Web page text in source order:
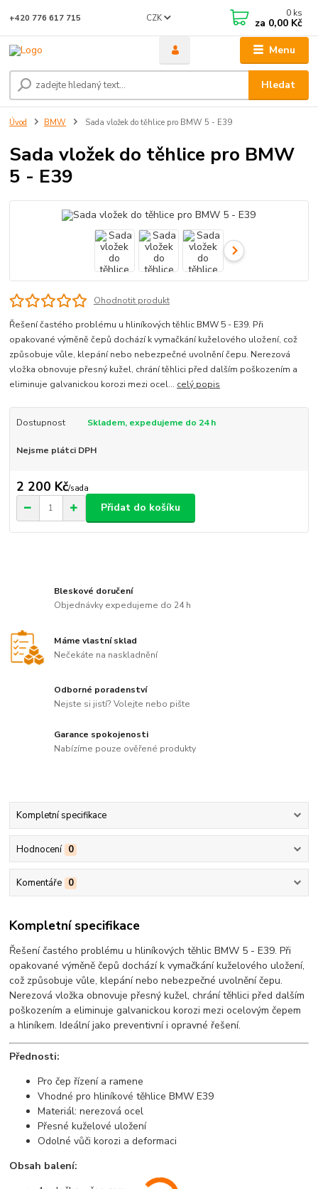
Menu
CZK
Hledat
+420 776 617 715 0 ks
za 0,00 Kč
Úvod BMW Sada vložek do těhlice pro BMW 5 - E39
Sada vložek do těhlice pro BMW
5 - E39
Ohodnotit produkt
Řešení častého problému u hliníkových těhlic BMW 5 - E39. Při
opakované výměně čepů dochází k vymačkání kuželového uložení, což
způsobuje vůle, klepání nebo nebezpečné uvolnění čepu. Nerezová
vložka obnovuje přesný kužel, chrání těhlici před dalším poškozením a
eliminuje galvanickou korozi mezi ocel... celý popis
Dostupnost Skladem, expedujeme do 24 h
Nejsme plátci DPH
2 200 Kč/sada
Přidat do košíku
Bleskové doručení
Objednávky expedujeme do 24 h
Máme vlastní sklad
Nečekáte na naskladnění
Odborné poradenství
Nejste si jistí? Volejte nebo pište
Garance spokojenosti
Nabízíme pouze ověřené produkty
Kompletní specifikace
Hodnocení 0
Komentáře 0
Kompletní specifikace
Řešení častého problému u hliníkových těhlic BMW 5 - E39. Při
opakované výměně čepů dochází k vymačkání kuželového uložení,
což způsobuje vůle, klepání nebo nebezpečné uvolnění čepu.
Nerezová vložka obnovuje přesný kužel, chrání těhlici před dalším
poškozením a eliminuje galvanickou korozi mezi ocelovým čepem
a hliníkem. Ideální jako preventivní i opravné řešení.
Přednosti:
Pro čep řízení a ramene
Vhodné pro hliníkové těhlice BMW E39
Materiál: nerezová ocel
Přesné kuželové uložení
Odolné vůči korozi a deformaci
Obsah balení: